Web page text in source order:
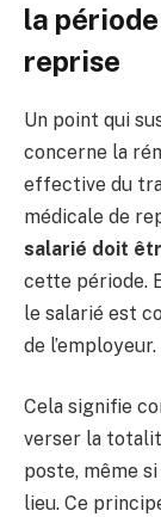
la
reprise
Un point qui
concerne la
effective du
médicale de
salarié doit
cette période.
le salarié est
de l’employeur.
Cela signifie
verser la
poste, même
lieu. Ce